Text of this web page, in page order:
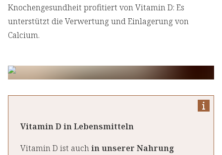
Knochengesundheit profitiert von Vitamin D: Es
unterstützt die Verwertung und Einlagerung von
Calcium.
Vitamin D in Lebensmitteln
Vitamin D ist auchin unserer Nahrung